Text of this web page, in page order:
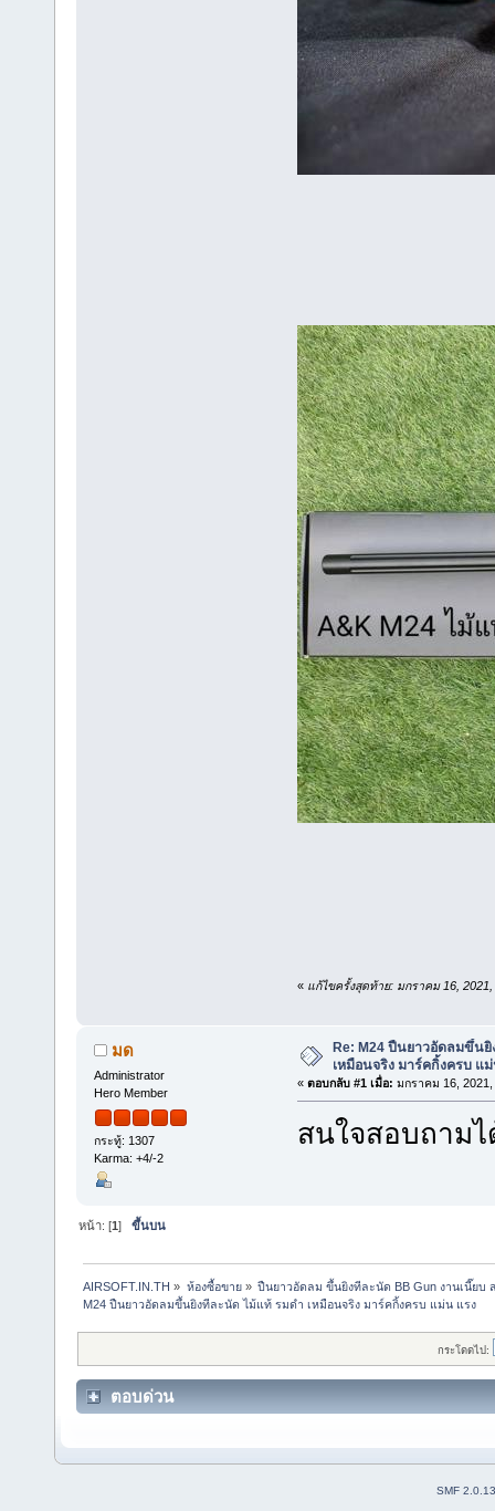
« แก้ไขครั้งสุดท้าย: มกราคม 16,
มด
Administrator
Hero Member
กระทู้: 1307
Karma: +4/-2
Re: M24 ปืนยาวอัดลมขึ้น
เหมือนจริง มาร์คกิ้งครบ แ
« ตอบกลับ #1 เมื่อ: มกราคม 16, 2021,
สนใจสอบถามไ
หน้า: [1]ขึ้นบน
AIRSOFT.IN.TH » ห้องซื้อขาย» ปืนยาวอัดลม ขึ้นยิงทีละนัด BB Gun งานเนี๊ยบ
M24 ปืนยาวอัดลมขึ้นยิงทีละนัด ไม้แท้ รมดำ เหมือนจริง มาร์คกิ้งครบ แม่น แรง
กระโดดไป:
ตอบด่วน
SMF 2.0.13